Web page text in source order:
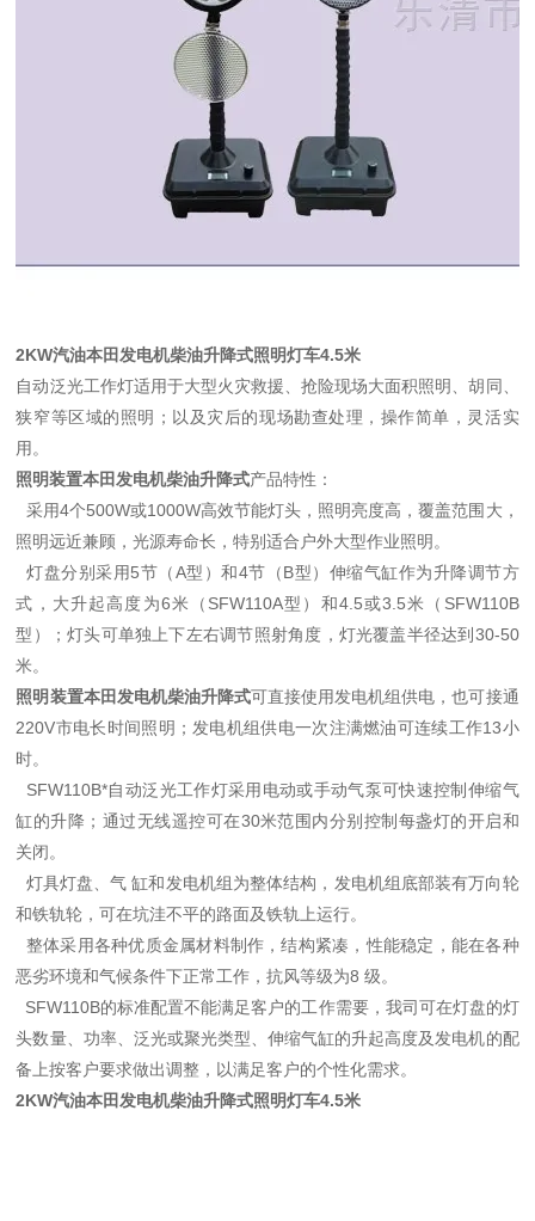
2KW汽油本田发电机柴油升降式照明灯车4.5米
自动泛光工作灯适用于大型火灾救援、抢险现场大面积照明、胡同、
狭窄等区域的照明；以及灾后的现场勘查处理，操作简单，灵活实
用。
照明装置本田发电机柴油升降式产品特性：
采用4个500W或1000W高效节能灯头，照明亮度高，覆盖范围大，
照明远近兼顾，光源寿命长，特别适合户外大型作业照明。
灯盘分别采用5节（A型）和4节（B型）伸缩气缸作为升降调节方
式，大升起高度为6米（SFW110A型）和4.5或3.5米（SFW110B
型）；灯头可单独上下左右调节照射角度，灯光覆盖半径达到30-50
米。
照明装置本田发电机柴油升降式可直接使用发电机组供电，也可接通
220V市电长时间照明；发电机组供电一次注满燃油可连续工作13小
时。
SFW110B*自动泛光工作灯采用电动或手动气泵可快速控制伸缩气
缸的升降；通过无线遥控可在30米范围内分别控制每盏灯的开启和
关闭。
灯具灯盘、气 缸和发电机组为整体结构，发电机组底部装有万向轮
和铁轨轮，可在坑洼不平的路面及铁轨上运行。
整体采用各种优质金属材料制作，结构紧凑，性能稳定，能在各种
恶劣环境和气候条件下正常工作，抗风等级为8 级。
SFW110B的标准配置不能满足客户的工作需要，我司可在灯盘的灯
头数量、功率、泛光或聚光类型、伸缩气缸的升起高度及发电机的配
备上按客户要求做出调整，以满足客户的个性化需求。
2KW汽油本田发电机柴油升降式照明灯车4.5米